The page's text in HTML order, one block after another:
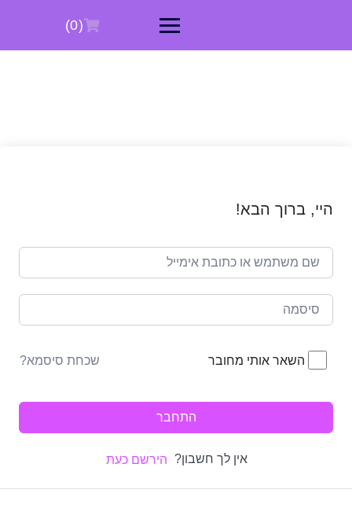
(0)
היי, ברוך הבא!
השאר אותי מחובר שכחת סיסמא?
התחבר
אין לך חשבון? הירשם כעת